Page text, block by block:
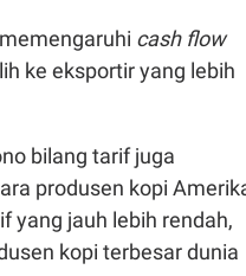
cash flow
ke eksportir yang lebih
bilang tarif juga
produsen kopi
yang jauh lebih rendah,
kopi terbesar dunia